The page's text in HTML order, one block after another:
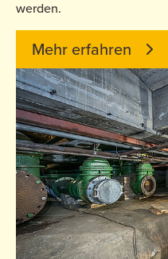
werden.
Mehr erfahren